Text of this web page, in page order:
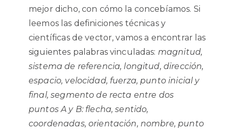
mejor dicho, con cómo la concebíamos. Si
leemos las definiciones técnicas y
científicas de vector, vamos a encontrar las
siguientes palabras vinculadas: magnitud,
sistema de referencia, longitud, dirección,
espacio, velocidad, fuerza, punto inicial y
final, segmento de recta entre dos
puntos A y B: flecha, sentido,
coordenadas, orientación, nombre, punto